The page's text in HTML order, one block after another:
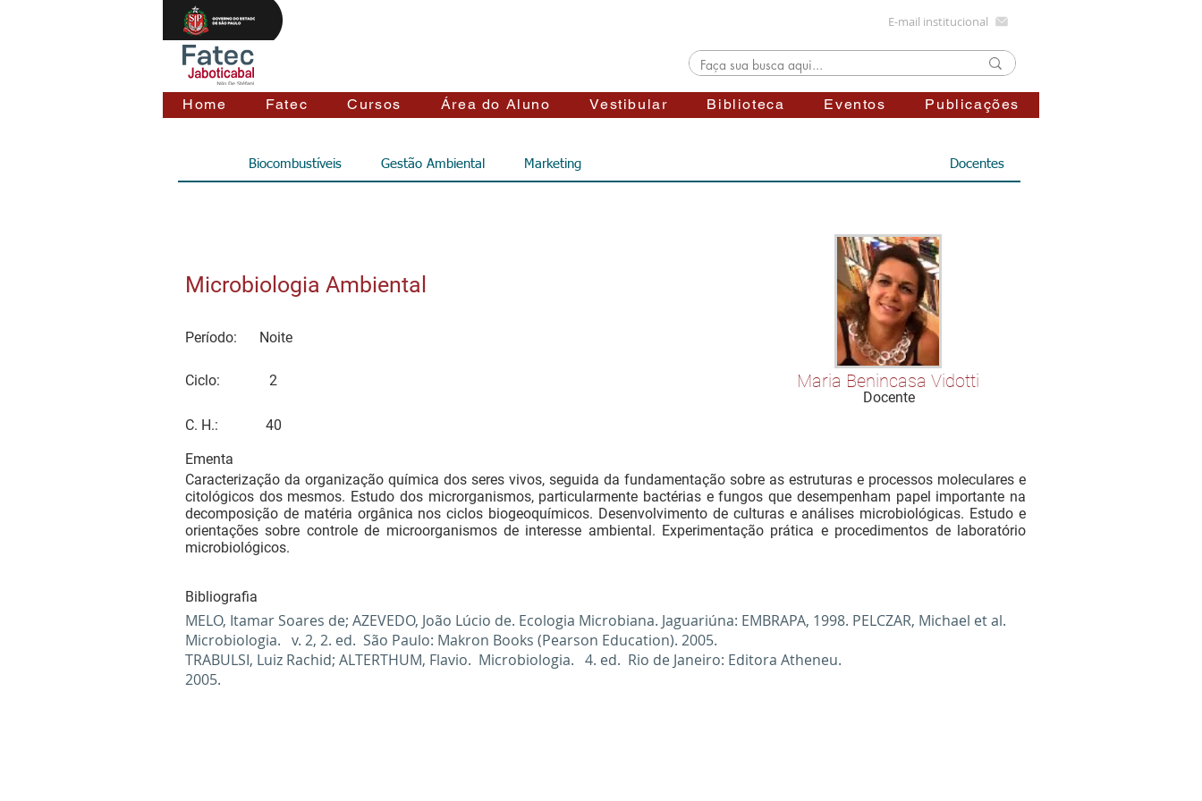
E-mail institucional
Home Fatec Cursos Área do Aluno Vestibular Biblioteca Eventos Publicações
Biocombustíveis Gestão Ambiental Marketing Docentes
Microbiologia Ambiental
Docente
Maria Benincasa Vidotti
Período: Noite
Ciclo: 2
C. H.:
40
Ementa
Caracterização da organização química dos seres vivos, seguida da fundamentação sobre as estruturas e processos moleculares e
citológicos dos mesmos. Estudo dos microrganismos, particularmente bactérias e fungos que desempenham papel importante na
decomposição de matéria orgânica nos ciclos biogeoquímicos. Desenvolvimento de culturas e análises microbiológicas. Estudo e
orientações sobre controle de microorganismos de interesse ambiental. Experimentação prática e procedimentos de laboratório
microbiológicos.
Bibliografia
MELO, Itamar Soares de; AZEVEDO, João Lúcio de. Ecologia Microbiana. Jaguariúna: EMBRAPA, 1998. PELCZAR, Michael et al.
Microbiologia. v. 2, 2. ed. São Paulo: Makron Books (Pearson Education). 2005.
TRABULSI, Luiz Rachid; ALTERTHUM, Flavio. Microbiologia. 4. ed. Rio de Janeiro: Editora Atheneu.
2005.